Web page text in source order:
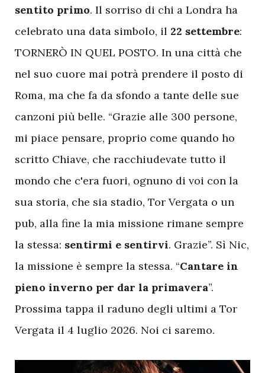
sentito primo. Il sorriso di chi a Londra ha
celebrato una data simbolo, il 22 settembre:
TORNERÒ IN QUEL POSTO. In una città che
nel suo cuore mai potrà prendere il posto di
Roma, ma che fa da sfondo a tante delle sue
canzoni più belle. “Grazie alle 300 persone,
mi piace pensare, proprio come quando ho
scritto Chiave, che racchiudevate tutto il
mondo che c'era fuori, ognuno di voi con la
sua storia, che sia stadio, Tor Vergata o un
pub, alla fine la mia missione rimane sempre
la stessa: sentirmi e sentirvi. Grazie”. Sì Nic,
la missione è sempre la stessa. “Cantare in
pieno inverno per dar la primavera”.
Prossima tappa il raduno degli ultimi a Tor
Vergata il 4 luglio 2026. Noi ci saremo.